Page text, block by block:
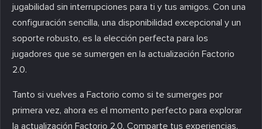
jugabilidad sin interrupciones para ti y tus amigos. Con una
configuración sencilla, una disponibilidad excepcional y un
soporte robusto, es la elección perfecta para los
jugadores que se sumergen en la actualización Factorio
2.0.
Tanto si vuelves a Factorio como si te sumerges por
primera vez, ahora es el momento perfecto para explorar
la actualización Factorio 2.0. Comparte tus experiencias,